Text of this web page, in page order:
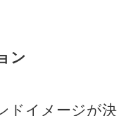
ン
ドイメージが決